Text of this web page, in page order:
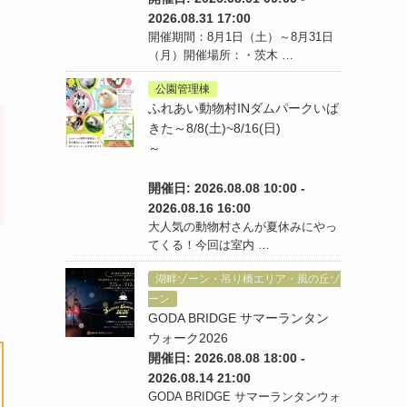
2026.08.31 17:00
開催期間：8月1日（土）～8月31日
（月）開催場所：・茨木 …
公園管理棟
ふれあい動物村INダムパークいば
きた～8/8(土)~8/16(日)
～
開催日: 2026.08.08 10:00 -
2026.08.16 16:00
大人気の動物村さんが夏休みにやっ
てくる！今回は室内 …
湖畔ゾーン・吊り橋エリア・風の丘ゾ
ーン
GODA BRIDGE サマーランタン
ウォーク2026
開催日: 2026.08.08 18:00 -
2026.08.14 21:00
GODA BRIDGE サマーランタンウォ